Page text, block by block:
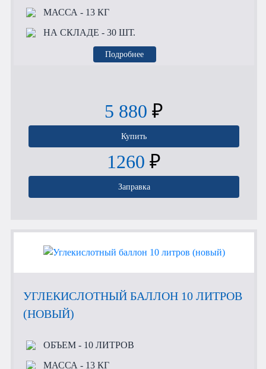
МАССА - 13 КГ
НА СКЛАДЕ - 30 ШТ.
Подробнее
5 880 ₽
Купить
1260 ₽
Заправка
УГЛЕКИСЛОТНЫЙ БАЛЛОН 10 ЛИТРОВ
(НОВЫЙ)
ОБЪЕМ- 10 ЛИТРОВ
МАССА - 13 КГ